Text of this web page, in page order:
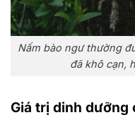
Nấm bào ngư thường
đã khô cạn,
Giá trị dinh dưỡng